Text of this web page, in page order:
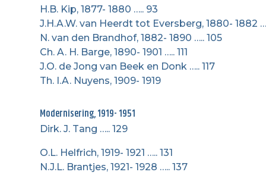
H.B. Kip, 1877- 1880 ….. 93
J.H.A.W. van Heerdt tot Eversberg, 1880- 1882
N. van den Brandhof, 1882- 1890 ….. 105
Ch. A. H. Barge, 1890- 1901 ….. 111
J.O. de Jong van Beek en Donk ….. 117
Th. I.A. Nuyens, 1909- 1919
Modernisering, 1919- 1951
Dirk. J. Tang ….. 129
O.L. Helfrich, 1919- 1921 ….. 131
N.J.L. Brantjes, 1921- 1928 ….. 137